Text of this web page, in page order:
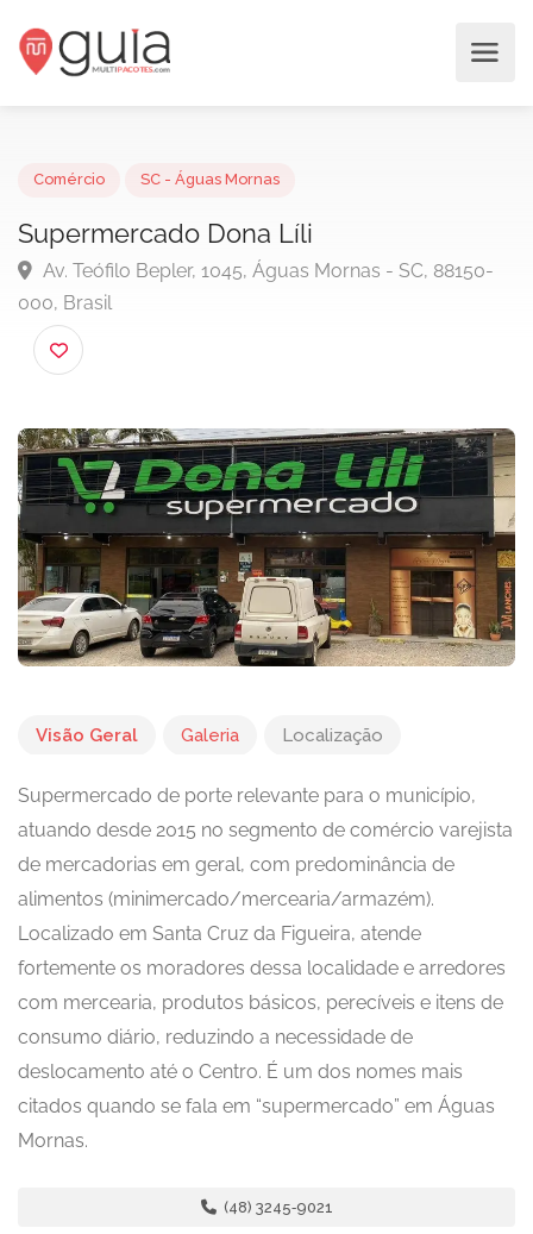
Supermercado Dona Líli
Av. Teófilo Bepler, 1045, Águas Mornas - SC,
000, Brasil
Visão Geral Galeria Localização
Supermercado de porte relevante para o município,
atuando desde 2015 no segmento de comércio varejista
de mercadorias em geral, com predominância de
alimentos (minimercado/mercearia/armazém).
Localizado em Santa Cruz da Figueira, atende
fortemente os moradores dessa localidade e arredores
com mercearia, produtos básicos, perecíveis e itens de
consumo diário, reduzindo a necessidade de
deslocamento até o Centro. É um dos nomes mais
citados quando se fala em “supermercado” em Águas
Mornas.​
(48) 3245‑9021